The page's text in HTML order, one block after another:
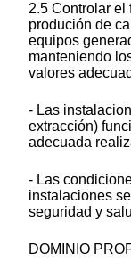
2.5 Controlar
produción de
equipos
manteniendo
valores
- Las
extracción)
adecuada
- Las
instalaciones
seguridad y
DOMINIO